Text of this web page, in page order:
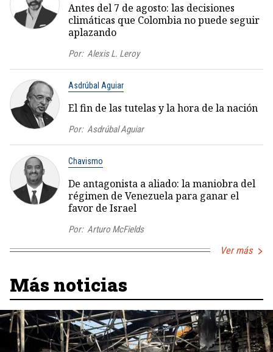
Antes del 7 de agosto: las decisiones
climáticas que Colombia no puede seguir
aplazando
Por: Alexis L. Leroy
Asdrúbal Aguiar
El fin de las tutelas y la hora de la nación
Por: Asdrúbal Aguiar
Chavismo
De antagonista a aliado: la maniobra del
régimen de Venezuela para ganar el
favor de Israel
Por: Arturo McFields
Ver más
Más noticias